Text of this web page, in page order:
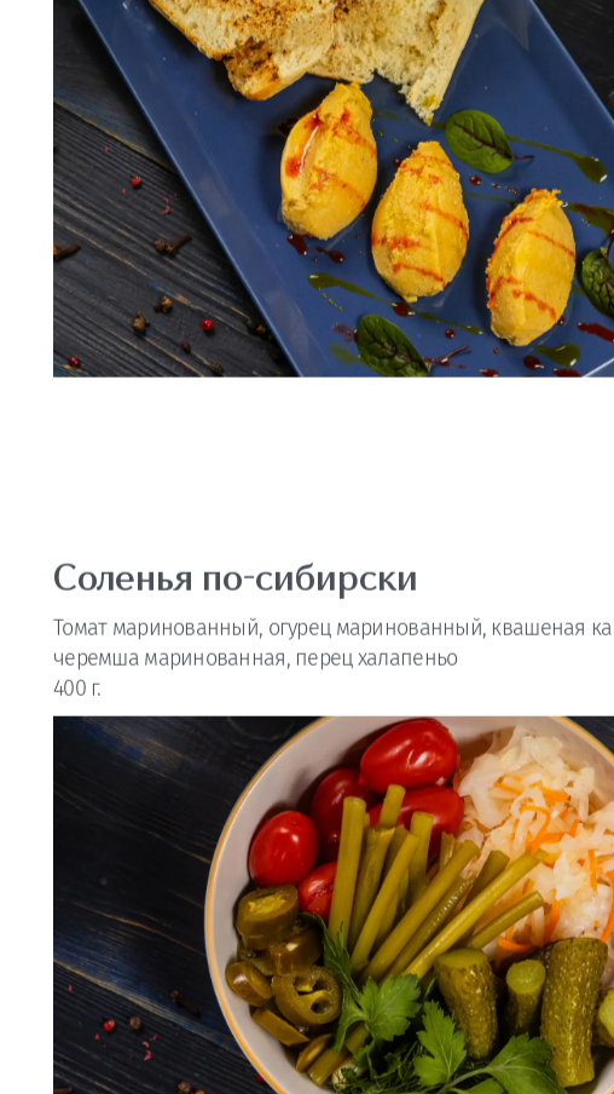
Бедро куриное, масло сливочное, сливки, морковь, лук,
100/100 г.
Соленья по-сибирски
Томат маринованный, огурец маринованный, квашеная
черемша маринованная, перец халапеньо